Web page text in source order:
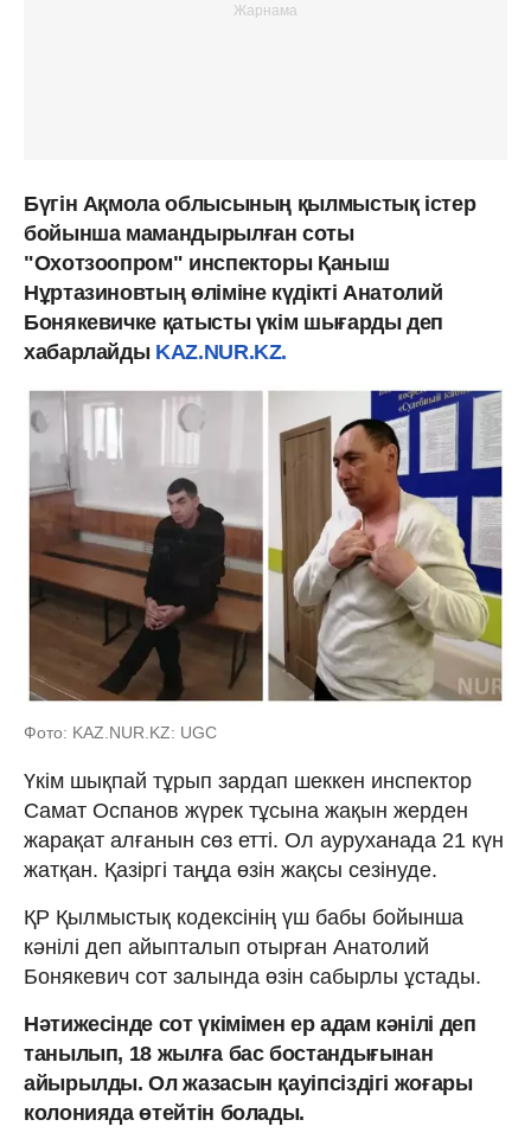
Бүгін Ақмола облысының қылмыстық істер
бойынша мамандырылған соты
"Охотзоопром" инспекторы Қаныш
Нұртазиновтың өліміне күдікті Анатолий
Бонякевичке қатысты үкім шығарды деп
хабарлайды KAZ.NUR.KZ.
Фото: KAZ.NUR.KZ: UGC
Үкім шықпай тұрып зардап шеккен инспектор
Самат Оспанов жүрек тұсына жақын жерден
жарақат алғанын сөз етті. Ол ауруханада 21 күн
жатқан. Қазіргі таңда өзін жақсы сезінуде.
ҚР Қылмыстық кодексінің үш бабы бойынша
кәнілі деп айыпталып отырған Анатолий
Бонякевич сот залында өзін сабырлы ұстады.
Нәтижесінде сот үкімімен ер адам кәнілі деп
танылып, 18 жылға бас бостандығынан
айырылды. Ол жазасын қауіпсіздігі жоғары
колонияда өтейтін болады.